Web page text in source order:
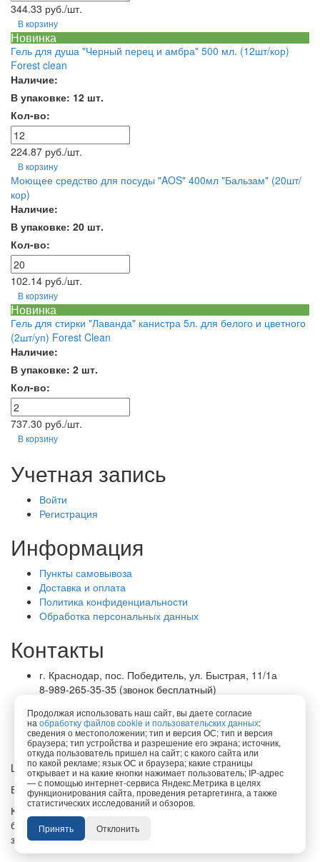
344.33 руб./шт.
В корзину
Новинка
Гель для душа "Черный перец и амбра" 500 мл. (12шт/кор)
Forest clean
Наличие:
В упаковке: 12 шт.
Кол-во:
224.87 руб./шт.
В корзину
Моющее средство для посуды "AOS" 400мл "Бальзам" (20шт/
кор)
Наличие:
В упаковке: 20 шт.
Кол-во:
102.14 руб./шт.
В корзину
Новинка
Гель для стирки "Лаванда" канистра 5л. для белого и цветного
(2шт/уп) Forest Clean
Наличие:
В упаковке: 2 шт.
Кол-во:
737.30 руб./шт.
В корзину
Учетная запись
Войти
Регистрация
Информация
Пункты самовывоза
Доставка и оплата
Политика конфиденциальности
Обработка персональных данных
Контакты
г. Краснодар, пос. Победитель, ул. Быстрая, 11/1а
8-989-265-35-35 (звонок бесплатный)
office@lirapack.com
Посмотреть на карте
Lirapack ©2026 Все права защищены.
Все торговые марки принадлежат их владельцам
Копирование составляющих частей сайта в какой бы то ни
было форме без разрешения владельца авторских прав
запрещено
Продолжая использовать наш сайт, вы даете согласие
на обработку файлов cookie и пользовательских данных:
сведения о местоположении; тип и версия ОС; тип и версия
браузера; тип устройства и разрешение его экрана; источник,
откуда пользователь пришел на сайт; с какого сайта или
по какой рекламе; язык ОС и браузера; какие страницы
открывает и на какие кнопки нажимает пользователь; IP-адрес
— с помощью интернет-сервиса Яндекс.Метрика в целях
функционирования сайта, проведения ретаргетинга, а также
статистических исследований и обзоров.
Принять Отклонить